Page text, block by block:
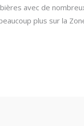
avec de
plus sur la